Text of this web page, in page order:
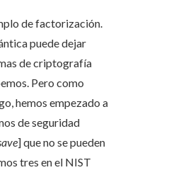
de factorización.
puede dejar
de criptografía
Pero como
hemos empezado a
de seguridad
] que no se pueden
tres en el NIST